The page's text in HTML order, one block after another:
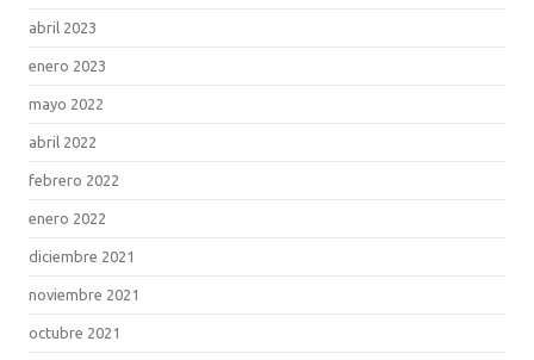
abril 2023
enero 2023
mayo 2022
abril 2022
febrero 2022
enero 2022
diciembre 2021
noviembre 2021
octubre 2021